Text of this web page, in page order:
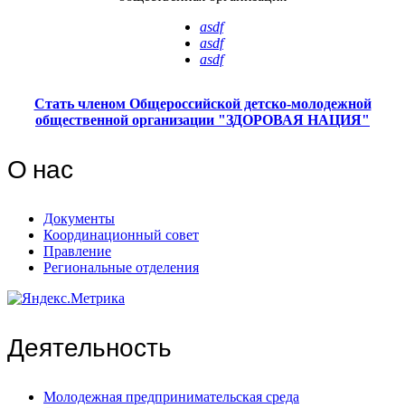
asdf
asdf
asdf
Стать членом Общероссийской детско-молодежной
общественной организации "ЗДОРОВАЯ НАЦИЯ"
О нас
Документы
Координационный совет
Правление
Региональные отделения
Деятельность
Молодежная предпринимательская среда